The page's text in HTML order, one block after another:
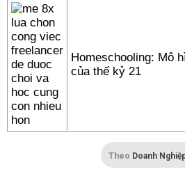
Homeschooling: Mô
của thế kỷ 21
Theo Doanh